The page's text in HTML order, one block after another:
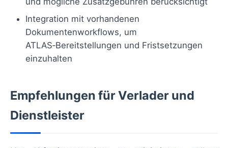
Integration mit vorhandenen
Dokumentenworkflows, um
ATLAS‑Bereitstellungen und Fristsetzungen
einzuhalten
Empfehlungen für Verlader und
Dienstleister